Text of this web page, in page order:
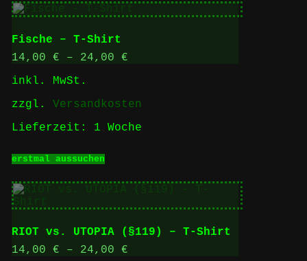
mehrere
Varianten
auf.
Die
Optionen
Produktseite
werden
Fische – T-Shirt
14,00 € – 24,00 €
inkl. MwSt.
zzgl. Versandkosten
Lieferzeit: 1 Woche
erstmal aussuchenProdukt
mehrere
auf.
Die
Optionen
können
RIOT vs. UTOPIA (§119) – T-Shirt
14,00 € – 24,00 €